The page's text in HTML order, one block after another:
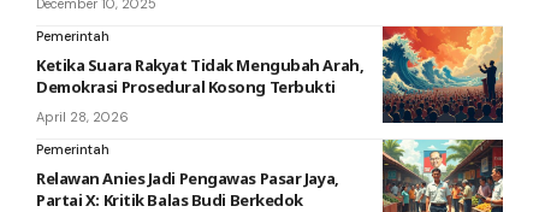
December 10, 2025
Pemerintah
Ketika Suara Rakyat Tidak Mengubah Arah,
Demokrasi Prosedural Kosong Terbukti
April 28, 2026
Pemerintah
Relawan Anies Jadi Pengawas Pasar Jaya,
Partai X: Kritik Balas Budi Berkedok